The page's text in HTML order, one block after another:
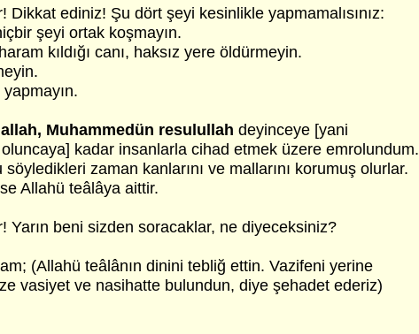
Dikkat ediniz! Şu dört şeyi kesinlikle yapmamalısınız:
şeyi ortak koşmayın.
kıldığı canı, haksız yere öldürmeyin.
yapmayın.
Muhammedün resulullah deyinceye [yani
kadar insanlarla cihad etmek üzere emrolundum.
zaman kanlarını ve mallarını korumuş olurlar.
Allahü teâlâya aittir.
Yarın beni sizden soracaklar, ne diyeceksiniz?
(Allahü teâlânın dinini tebliğ ettin. Vazifeni yerine
vasiyet ve nasihatte bulundun, diye şehadet ederiz)